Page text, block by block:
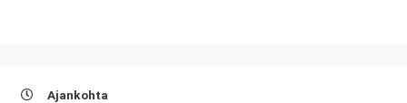
Ajankohta